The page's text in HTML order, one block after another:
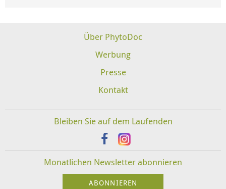
Über PhytoDoc
Werbung
Presse
Kontakt
Bleiben Sie auf dem Laufenden
Monatlichen Newsletter abonnieren